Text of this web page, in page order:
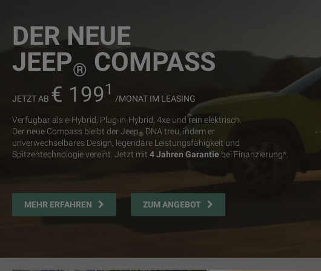
DER NEUE JEEP
COMPASS 4xe
ELEKTRO
modernste
Elektrotechnologiemit einemleisen Fahrerlebnisundechter 4x4-
Souveränität, um Ihren Alltag einfacher zu gestalten.Mit Fahrmodi
wie Auto, Sport, Schnee, Sand/Schlamm und 4WD Lock passt sich
der neue Jeep®Compass 4xein Sekundenschnelle an wechselnde
JETZT BESTELLBAR